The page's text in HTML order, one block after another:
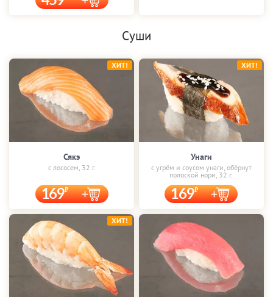
Суши
Сякэ
с лососем, 32 г.
169
ХИТ!
Унаги
с угрём и соусом унаги, обёрнут
полоской нори, 32 г.
169
ХИТ!
ХИТ!